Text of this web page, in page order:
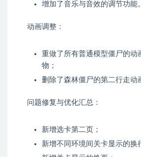
增加了音乐与音效的调节功能。
动画调整：
重做了所有普通模型僵尸的动
物；
删除了森林僵尸的第二行走动
问题修复与优化汇总：
新增选卡第二页；
新增不同环境间关卡显示的换